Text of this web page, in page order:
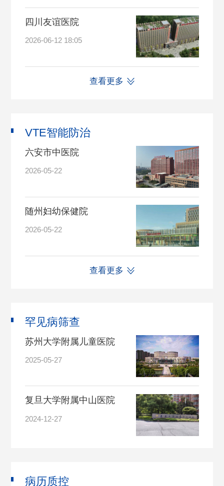
四川友谊医院
2026-06-12 18:05
查看更多
VTE智能防治
六安市中医院
2026-05-22
随州妇幼保健院
2026-05-22
查看更多
罕见病筛查
苏州大学附属儿童医院
2025-05-27
复旦大学附属中山医院
2024-12-27
病历质控